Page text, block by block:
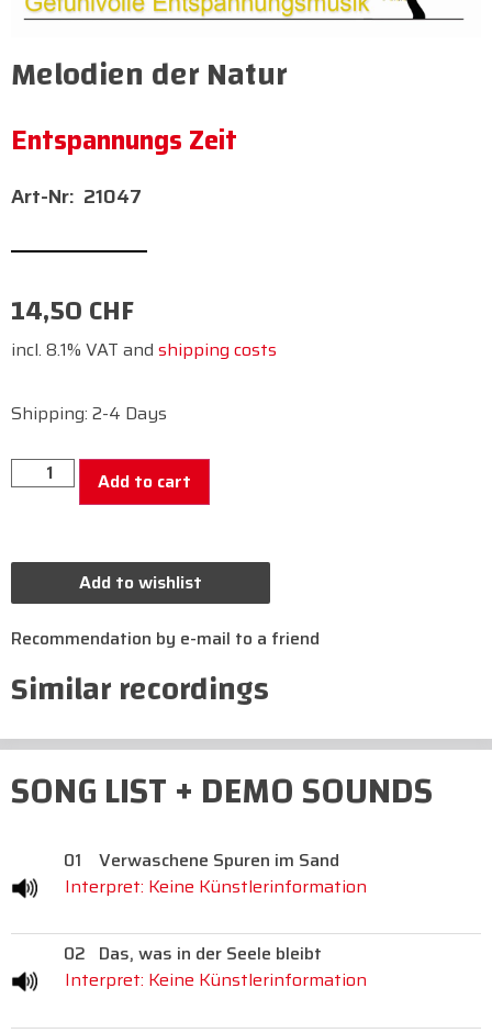
Melodien der Natur
Entspannungs Zeit
21047
14,50CHF
incl. 8.1% VAT and shipping costs
Shipping: 2-4 Days
Add to cart
Add to wishlist
Recommendation by e-mail to a friend
Similar recordings
SONG LIST + DEMO SOUNDS
01
Verwaschene Spuren im Sand
Interpret: Keine Künstlerinformation
02 Das, was in der Seele bleibt
Interpret: Keine Künstlerinformation